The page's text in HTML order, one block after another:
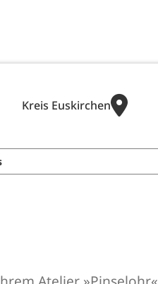
Kreis Euskirchen